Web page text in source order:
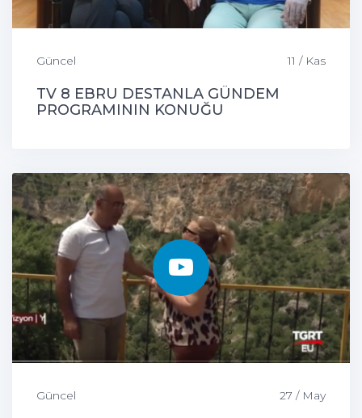
Güncel 11 / Kas
TV 8 EBRU DESTANLA GÜNDEM
PROGRAMININ KONUĞU
Güncel 27 / May